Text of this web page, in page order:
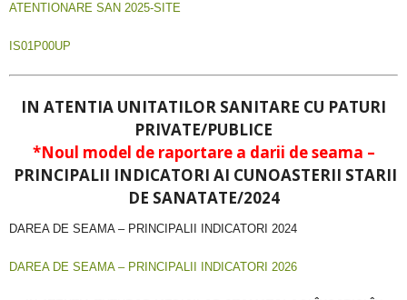
ATENTIONARE SAN 2025-SITE
IS01P00UP
IN ATENTIA UNITATILOR SANITARE CU PATURI
PRIVATE/PUBLICE
*Noul model de raportare a darii de seama –
PRINCIPALII INDICATORI AI CUNOASTERII STARII
DE SANATATE/2024
DAREA DE SEAMA – PRINCIPALII INDICATORI 2024
DAREA DE SEAMA – PRINCIPALII INDICATORI 2026